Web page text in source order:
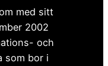
med sitt
2002
och
som bor i